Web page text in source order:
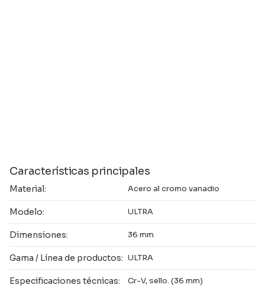
Características principales
Material: Acero al cromo vanadio
Modelo: ULTRA
Dimensiones: 36 mm
Gama / Línea de productos: ULTRA
Especificaciones técnicas: Cr-V, sello. (36 mm)